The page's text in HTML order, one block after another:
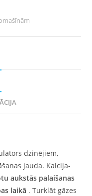
dzinējiem,
jauda. Kalcija-
aukstās palaišanas
laikā . Turklāt gāzes